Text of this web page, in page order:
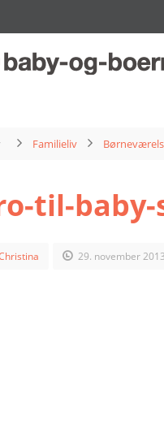
Familieliv
til-
29. november 2013